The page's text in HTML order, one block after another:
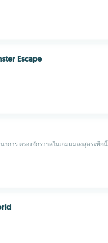
Escape
าการ ครองจักรวาลในเกมแมลงสุดระทึกนี้